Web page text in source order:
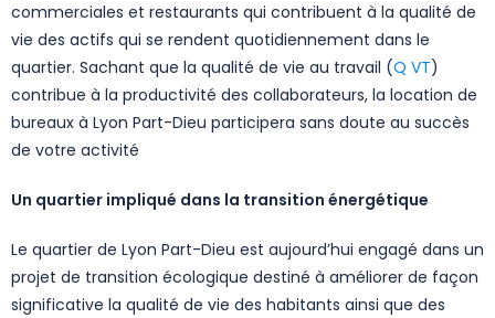
commerciales et restaurants qui contribuent à la qualité de
vie des actifs qui se rendent quotidiennement dans le
quartier. Sachant que la qualité de vie au travail (Q VT)
contribue à la productivité des collaborateurs, la location de
bureaux à Lyon Part-Dieu participera sans doute au succès
de votre activité
Un quartier impliqué dans la transition énergétique
Le quartier de Lyon Part-Dieu est aujourd’hui engagé dans un
projet de transition écologique destiné à améliorer de façon
significative la qualité de vie des habitants ainsi que des